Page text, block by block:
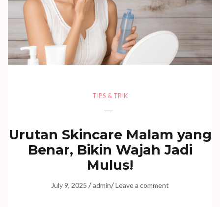
TIPS & TRIK
Urutan Skincare Malam yang
Benar, Bikin Wajah Jadi
Mulus!
July 9, 2025 /admin/Leave a comment